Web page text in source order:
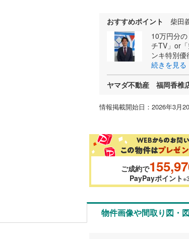
おすすめポイント
柴田
10万円分
チTV」or
ンキ特別優
続きを見る
ヤマダ不動産 福岡香椎
情報掲載開始日：2026年3月
ご成約で
PayPayポイント※3
物件画像や間取り図・